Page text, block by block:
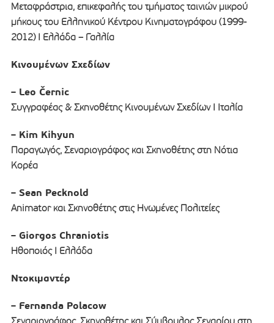
Μεταφράστρια, επικεφαλής του τμήματος ταινιών μικρού
μήκους του Ελληνικού Κέντρου Κινηματογράφου (1999-
2012) Ι Ελλάδα – Γαλλία
Κινουμένων Σχεδίων
– Leo Černic
Συγγραφέας & Σκηνοθέτης Κινουμένων Σχεδίων I Ιταλία
– Kim Kihyun
Παραγωγός, Σεναριογράφος και Σκηνοθέτης στη Νότια
Κορέα
– Sean Pecknold
Animator και Σκηνοθέτης στις Ηνωμένες Πολιτείες
– Giorgos Chraniotis
Ηθοποιός Ι Ελλάδα
Ντοκιμαντέρ
– Fernanda Polacow